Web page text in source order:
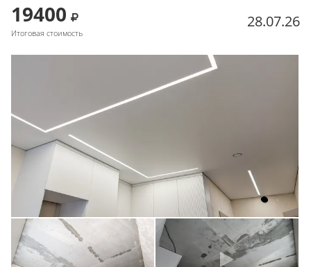
19400
Итоговая стоимость
28.07.26